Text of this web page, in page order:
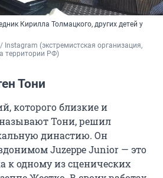
Кирилла Толмацкого, других детей у
(экстремистская организация,
территории РФ)
Тони
которого близкие и
Тони, решил
династию. Он
Juzeppe Junior — это
к одному из сценических